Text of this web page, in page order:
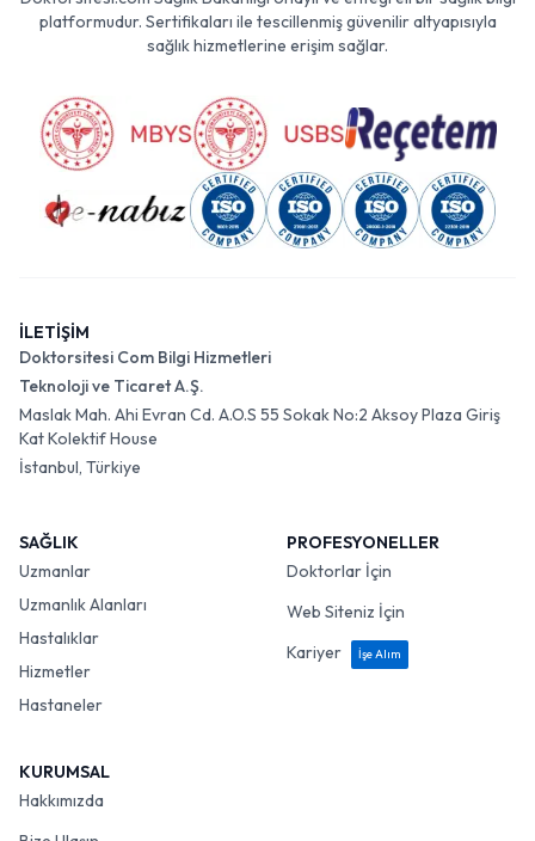
platformudur. Sertifikaları ile tescillenmiş güvenilir altyapısıyla
sağlık hizmetlerine erişim sağlar.
İLETİŞİM
Doktorsitesi Com Bilgi Hizmetleri
Teknoloji ve Ticaret A.Ş.
Maslak Mah. Ahi Evran Cd. A.O.S 55 Sokak No:2 Aksoy Plaza Giriş
Kat Kolektif House
İstanbul, Türkiye
SAĞLIK
Uzmanlar
Uzmanlık Alanları
Hastalıklar
Hizmetler
Hastaneler
PROFESYONELLER
Doktorlar İçin
Web Siteniz İçin
Kariyer
İşe Alım
KURUMSAL
Hakkımızda